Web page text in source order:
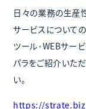
日々の業務の生産
サービスについて
ツール･WEBサービ
パラをご紹介いた
い。
https://